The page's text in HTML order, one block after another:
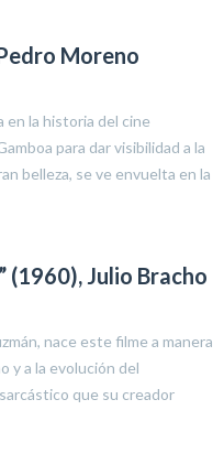
Moreno
en la historia del cine
para dar visibilidad a la
belleza, se ve envuelta en la
(1960), Julio Bracho
nace este filme a manera
y a la evolución del
que su creador